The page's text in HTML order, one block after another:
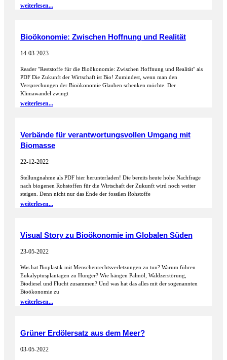
weiterlesen...
Bioökonomie: Zwischen Hoffnung und Realität
14-03-2023
Reader "Reststoffe für die Bioökonomie: Zwischen Hoffnung und Realität" als
PDF Die Zukunft der Wirtschaft ist Bio! Zumindest, wenn man den
Versprechungen der Bioökonomie Glauben schenken möchte. Der
Klimawandel zwingt
weiterlesen...
Verbände für verantwortungsvollen Umgang mit
Biomasse
22-12-2022
Stellungnahme als PDF hier herunterladen! Die bereits heute hohe Nachfrage
nach biogenen Rohstoffen für die Wirtschaft der Zukunft wird noch weiter
steigen. Denn nicht nur das Ende der fossilen Rohstoffe
weiterlesen...
Visual Story zu Bioökonomie im Globalen Süden
23-05-2022
Was hat Bioplastik mit Menschenrechtsverletzungen zu tun? Warum führen
Eukalyptusplantagen zu Hunger? Wie hängen Palmöl, Waldzerstörung,
Biodiesel und Flucht zusammen? Und was hat das alles mit der sogenannten
Bioökonomie zu
weiterlesen...
Grüner Erdölersatz aus dem Meer?
03-05-2022